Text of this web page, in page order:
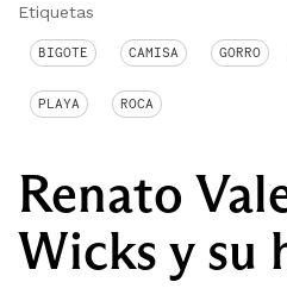
Etiquetas
BIGOTE CAMISA GORRO
PLAYA ROCA
Renato
Wicks y su